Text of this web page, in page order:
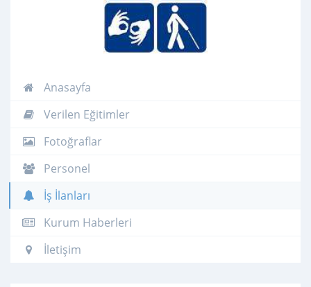
Anasayfa
Verilen Eğitimler
Fotoğraflar
Personel
İş İlanları
Kurum Haberleri
İletişim